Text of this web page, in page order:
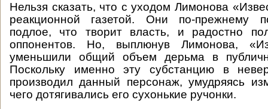
Нельзя сказать, что с уходом Лимонова
реакционной газетой. Они по-прежнему
подлое, что творит власть, и радостно
оппонентов. Но, выплюнув Лимонова,
уменьшили общий объем дерьма в
Поскольку именно эту субстанцию в
производил данный персонаж, умудряясь
чего дотягивались его сухонькие ручонки.